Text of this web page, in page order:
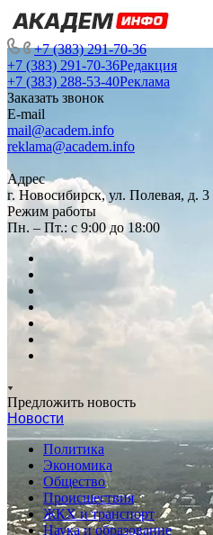
+7 (383) 291-70-36
+7 (383) 291-70-36Редакция
+7 (383) 288-53-40Реклама
Заказать звонок
E-mail
mail@academ.info
reklama@academ.info
Адрес
г. Новосибирск, ул. Полевая, д. 3
Режим работы
Пн. – Пт.: с 9:00 до 18:00
Предложить новость
Новости
Политика
Экономика
Общество
Происшествия
ЖКХ и транспорт
Наука и образование